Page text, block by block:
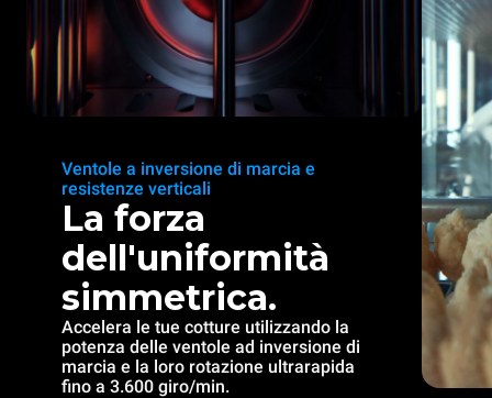
Ventole a inversione di marcia e
resistenze verticali
La forza
dell'uniformità
simmetrica.
Accelera le tue cotture utilizzando la
potenza delle ventole ad inversione di
marcia e la loro rotazione ultrarapida
fino a 3.600 giro/min.